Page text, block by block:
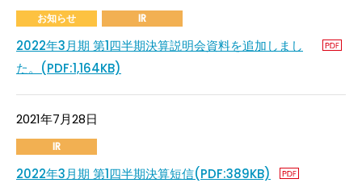
お知らせ IR
2022年3月期 第1四半期決算説明会資料を追加しまし
た。(PDF:1,164KB)
2021年7月28日
IR
2022年3月期 第1四半期決算短信(PDF:389KB)